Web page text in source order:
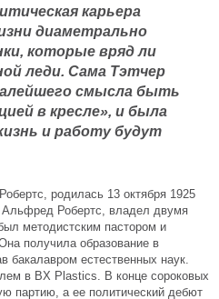
карьера
диаметрально
которые вряд ли
леди. Сама Тэтчер
смысла быть
в кресле», и была
и работу будут
родилась 13 октября 1925
Альфред Робертс, владел двумя
методистским пастором и
получила образование в
бакалавром естественных наук.
в BX Plastics. В конце сороковых
партию, а ее политический дебют